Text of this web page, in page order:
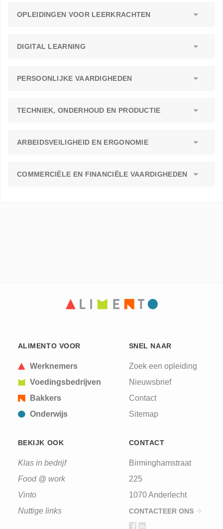
OPLEIDINGEN VOOR LEERKRACHTEN
DIGITAL LEARNING
PERSOONLIJKE VAARDIGHEDEN
TECHNIEK, ONDERHOUD EN PRODUCTIE
ARBEIDSVEILIGHEID EN ERGONOMIE
COMMERCIËLE EN FINANCIËLE VAARDIGHEDEN
ALIMENTO VOOR
Werknemers
Voedingsbedrijven
Bakkers
Onderwijs
SNEL NAAR
Zoek een opleiding
Nieuwsbrief
Contact
Sitemap
BEKIJK OOK
Klas in bedrijf
Food @ work
Vinto
Nuttige links
CONTACT
Birminghamstraat
225
1070 Anderlecht
CONTACTEER ONS